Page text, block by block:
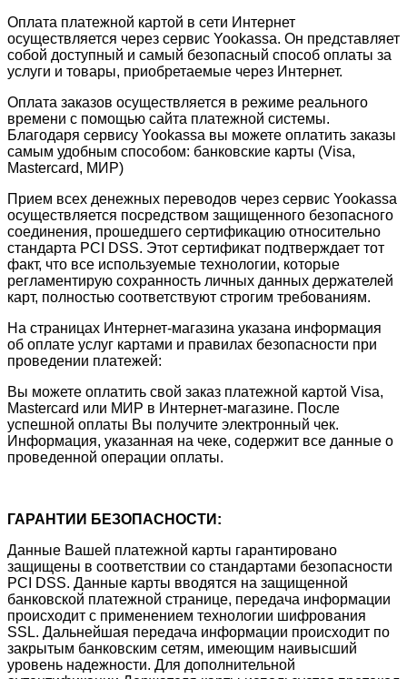
Оплата платежной картой в сети Интернет
осуществляется через сервис Yookassa. Он представляет
собой доступный и самый безопасный способ оплаты за
услуги и товары, приобретаемые через Интернет.
Оплата заказов осуществляется в режиме реального
времени с помощью сайта платежной системы.
Благодаря сервису Yookassa вы можете оплатить заказы
самым удобным способом: банковские карты (Visa,
Mastercard, МИР)
Прием всех денежных переводов через сервис Yookassa
осуществляется посредством защищенного безопасного
соединения, прошедшего сертификацию относительно
стандарта PCI DSS. Этот сертификат подтверждает тот
факт, что все используемые технологии, которые
регламентирую сохранность личных данных держателей
карт, полностью соответствуют строгим требованиям.
На страницах Интернет-магазина указана информация
об оплате услуг картами и правилах безопасности при
проведении платежей:
Вы можете оплатить свой заказ платежной картой Visa,
Mastercard или МИР в Интернет-магазине. После
успешной оплаты Вы получите электронный чек.
Информация, указанная на чеке, содержит все данные о
проведенной операции оплаты.
ГАРАНТИИ БЕЗОПАСНОСТИ:
Данные Вашей платежной карты гарантировано
защищены в соответствии со стандартами безопасности
PCI DSS. Данные карты вводятся на защищенной
банковской платежной странице, передача информации
происходит с применением технологии шифрования
SSL. Дальнейшая передача информации происходит по
закрытым банковским сетям, имеющим наивысший
уровень надежности. Для дополнительной